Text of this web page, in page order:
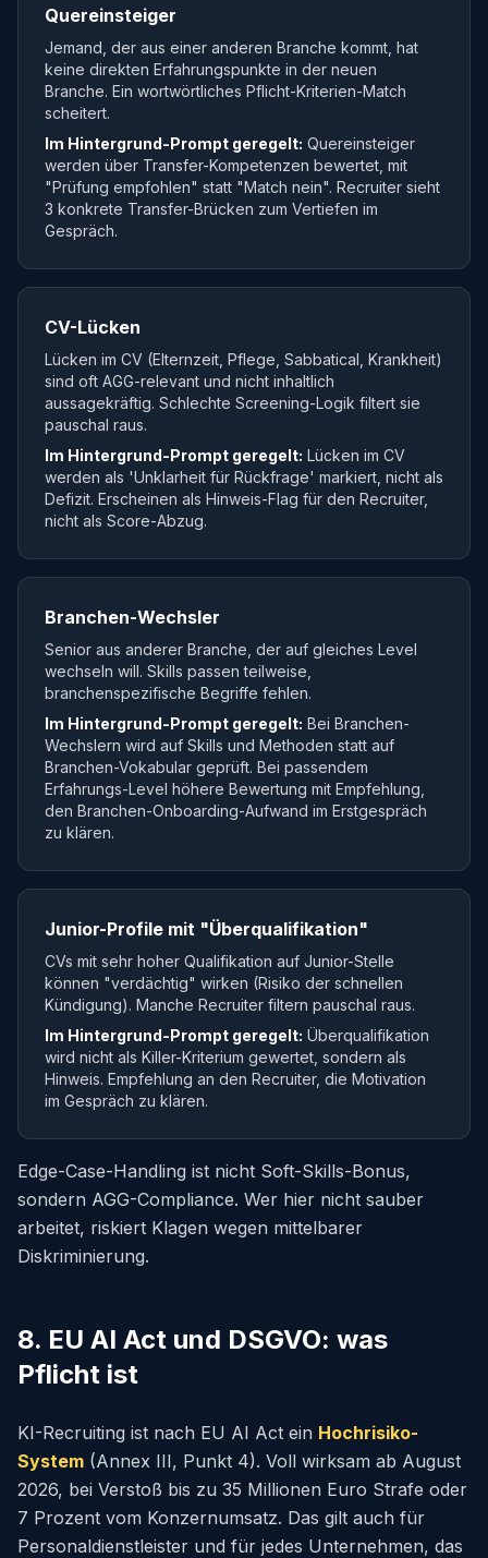
Quereinsteiger
Jemand, der aus einer anderen Branche kommt, hat
keine direkten Erfahrungspunkte in der neuen
Branche. Ein wortwörtliches Pflicht-Kriterien-Match
scheitert.
Im Hintergrund-Prompt geregelt: Quereinsteiger
werden über Transfer-Kompetenzen bewertet, mit
"Prüfung empfohlen" statt "Match nein". Recruiter sieht
3 konkrete Transfer-Brücken zum Vertiefen im
Gespräch.
CV-Lücken
Lücken im CV (Elternzeit, Pflege, Sabbatical, Krankheit)
sind oft AGG-relevant und nicht inhaltlich
aussagekräftig. Schlechte Screening-Logik filtert sie
pauschal raus.
Im Hintergrund-Prompt geregelt: Lücken im CV
werden als 'Unklarheit für Rückfrage' markiert, nicht als
Defizit. Erscheinen als Hinweis-Flag für den Recruiter,
nicht als Score-Abzug.
Branchen-Wechsler
Senior aus anderer Branche, der auf gleiches Level
wechseln will. Skills passen teilweise,
branchenspezifische Begriffe fehlen.
Im Hintergrund-Prompt geregelt: Bei Branchen-
Wechslern wird auf Skills und Methoden statt auf
Branchen-Vokabular geprüft. Bei passendem
Erfahrungs-Level höhere Bewertung mit Empfehlung,
den Branchen-Onboarding-Aufwand im Erstgespräch
zu klären.
Junior-Profile mit "Überqualifikation"
CVs mit sehr hoher Qualifikation auf Junior-Stelle
können "verdächtig" wirken (Risiko der schnellen
Kündigung). Manche Recruiter filtern pauschal raus.
Im Hintergrund-Prompt geregelt: Überqualifikation
wird nicht als Killer-Kriterium gewertet, sondern als
Hinweis. Empfehlung an den Recruiter, die Motivation
im Gespräch zu klären.
Edge-Case-Handling ist nicht Soft-Skills-Bonus,
sondern AGG-Compliance. Wer hier nicht sauber
arbeitet, riskiert Klagen wegen mittelbarer
Diskriminierung.
8. EU AI Act und DSGVO: was
Pflicht ist
KI-Recruiting ist nach EU AI Act ein Hochrisiko-
System (Annex III, Punkt 4). Voll wirksam ab August
2026, bei Verstoß bis zu 35 Millionen Euro Strafe oder
7 Prozent vom Konzernumsatz. Das gilt auch für
Personaldienstleister und für jedes Unternehmen, das